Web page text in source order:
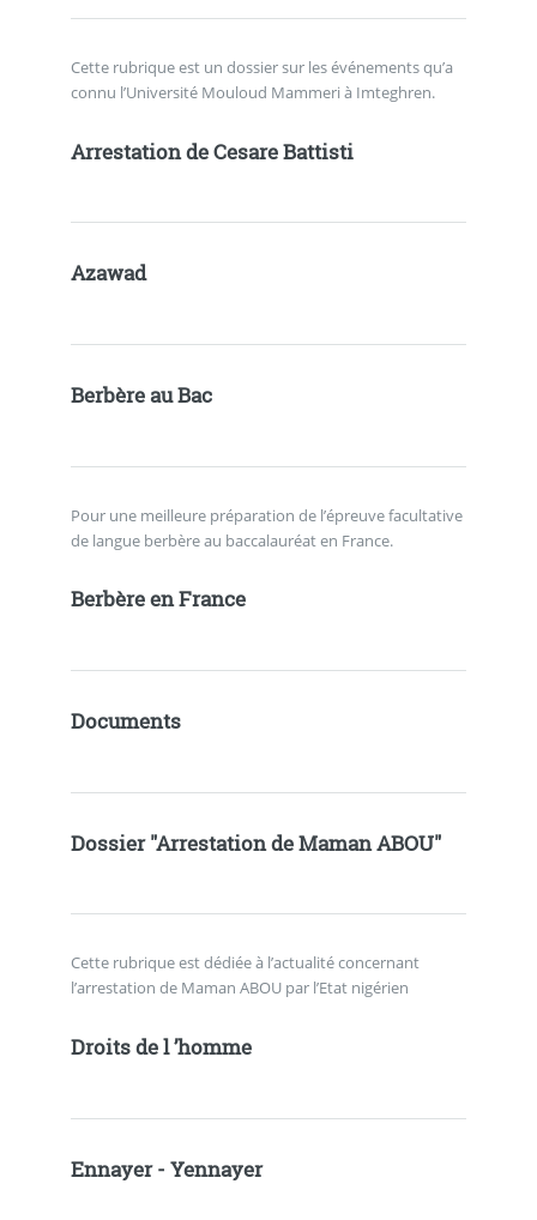
Cette rubrique est un dossier sur les événements qu’a
connu l’Université Mouloud Mammeri à Imteghren.
Arrestation de Cesare Battisti
Azawad
Berbère au Bac
Pour une meilleure préparation de l’épreuve facultative
de langue berbère au baccalauréat en France.
Berbère en France
Documents
Dossier "Arrestation de Maman ABOU"
Cette rubrique est dédiée à l’actualité concernant
l’arrestation de Maman ABOU par l’Etat nigérien
Droits de l ’homme
Ennayer - Yennayer